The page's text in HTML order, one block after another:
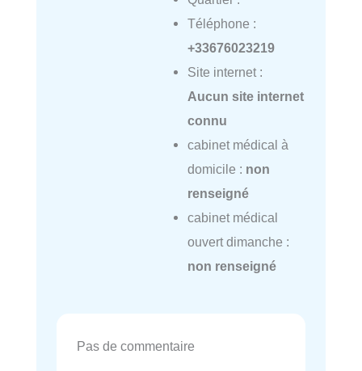
Téléphone :
+33676023219
Site internet :
Aucun site internet
connu
cabinet médical à
domicile : non
renseigné
cabinet médical
ouvert dimanche :
non renseigné
Pas de commentaire